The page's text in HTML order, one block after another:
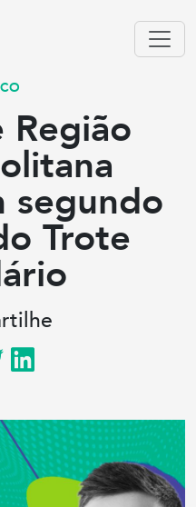
Região
segundo
Trote